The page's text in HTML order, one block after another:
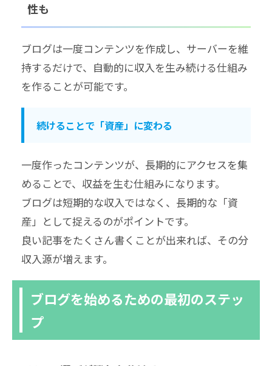
性も
ブログは一度コンテンツを作成し、サーバーを維
持するだけで、自動的に収入を生み続ける仕組み
を作ることが可能です。
続けることで「資産」に変わる
一度作ったコンテンツが、長期的にアクセスを集
めることで、収益を生む仕組みになります。
ブログは短期的な収入ではなく、長期的な「資
産」として捉えるのがポイントです。
良い記事をたくさん書くことが出来れば、その分
収入源が増えます。
ブログを始めるための最初のステッ
プ